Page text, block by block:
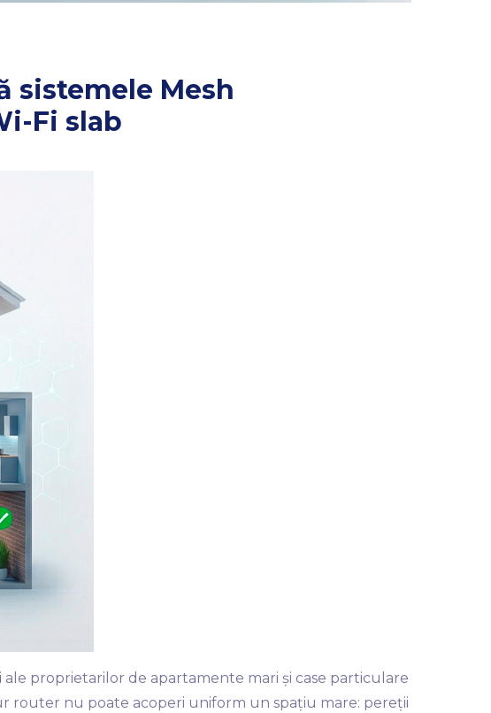
sistemele Mesh
Fi slab
proprietarilor de apartamente mari și case particulare
router nu poate acoperi uniform un spațiu mare: pereții